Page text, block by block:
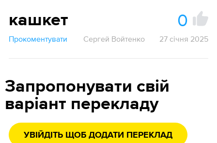
кашкет 0
Прокоментувати Сергей Войтенко 27 січня 2025
Запропонувати свій
варіант перекладу
УВІЙДІТЬ ЩОБ ДОДАТИ ПЕРЕКЛАД